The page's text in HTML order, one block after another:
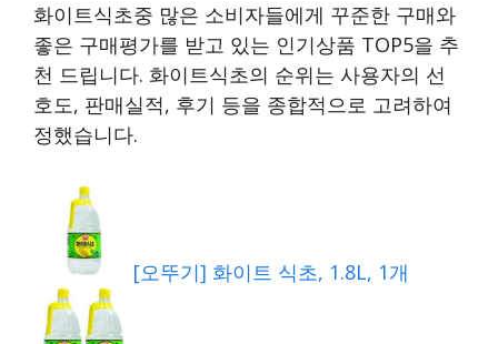
화이트식초중 많은 소비자들에게 꾸준한 구매와
좋은 구매평가를 받고 있는 인기상품 TOP5을 추
천 드립니다. 화이트식초의 순위는 사용자의 선
호도, 판매실적, 후기 등을 종합적으로 고려하여
정했습니다.
[오뚜기] 화이트 식초, 1.8L, 1개